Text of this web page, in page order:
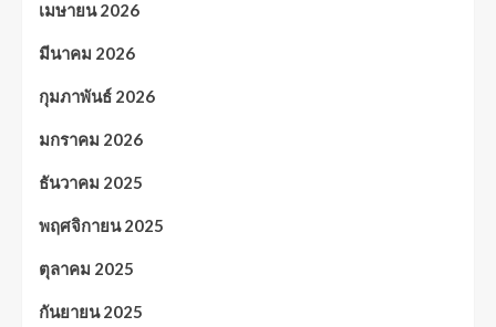
เมษายน 2026
มีนาคม 2026
กุมภาพันธ์ 2026
มกราคม 2026
ธันวาคม 2025
พฤศจิกายน 2025
ตุลาคม 2025
กันยายน 2025